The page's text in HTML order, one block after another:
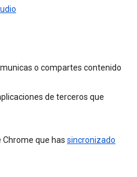
o compartes contenido
de terceros que
Chrome que has sincronizado